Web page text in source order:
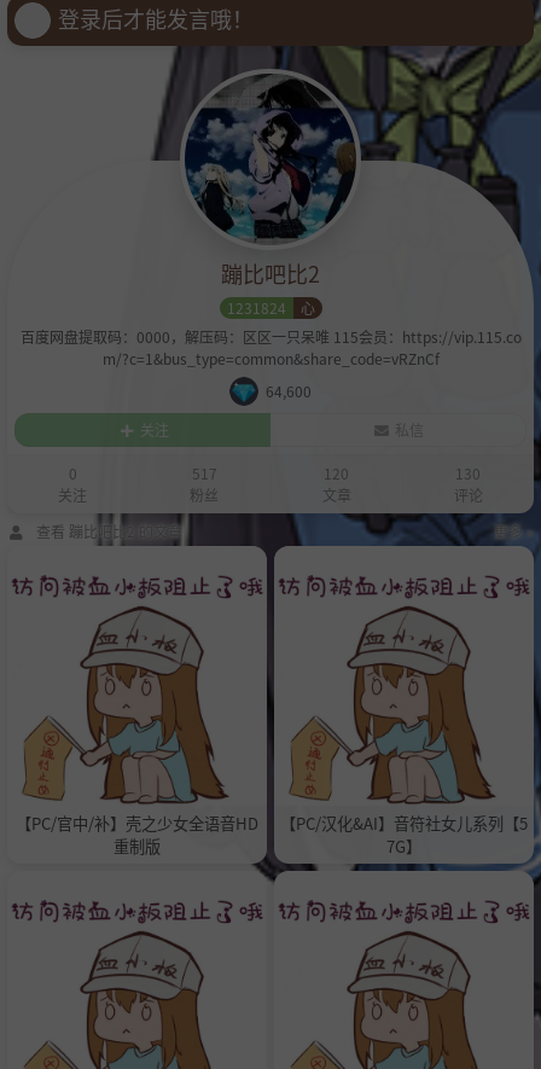
登录后才能发言哦！
蹦比吧比2
1231824
心
百度网盘提取码：0000，解压码：区区一只呆唯 115会员：https://vip.115.co
m/?c=1&bus_type=common&share_code=vRZnCf
64,600
关注
私信
0
关注
517
粉丝
120
文章
130
评论
查看 蹦比吧比2 的文章
更多 »
【PC/官中/补】壳之少女全语音HD
重制版
【PC/汉化&AI】音符社女儿系列【5
7G】